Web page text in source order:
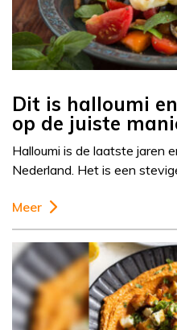
Dit is halloumi
op de juiste
Halloumi is de laatste jaren
Nederland. Het is een
Meer